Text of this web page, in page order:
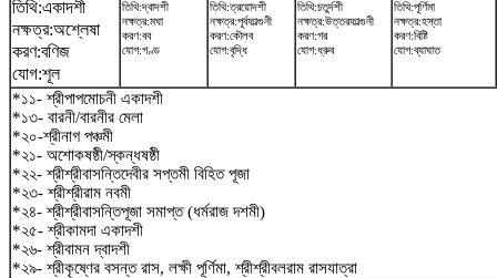
তিথি:একাদশী
নক্ষত্র:অশ্লেষা
করণ:বণিজ
যোগ:শূল
তিথি:দ্বাদশী
নক্ষত্র:মঘা
করণ:বব
যোগ:গণ্ড
তিথি:ত্রয়োদশী
নক্ষত্র:পূর্বফাল্গুনী
করণ:কৌলব
যোগ:বৃদ্ধি
তিথি:চতুর্দশী
নক্ষত্র:উত্তরফাল্গুনী
করণ:গর
যোগ:ধ্রুব
তিথি:পূর্ণিমা
নক্ষত্র:হস্তা
করণ:বিষ্টি
যোগ:ব্যাঘাত
*১১- শ্রীপাপমোচনী একাদশী
*১৩- বারনী/বারনীর মেলা
*২০-শ্রীনাগ পঞ্চমী
*২১- অশোকষষ্ঠী/স্কন্ধষষ্ঠী
*২২- শ্রীশ্রীবাসন্তিদেবীর সপ্তমী বিহিত পূজা
*২৩- শ্রীশ্রীরাম নবমী
*২৪- শ্রীশ্রীবাসন্তিপূজা সমাপ্ত (ধর্মরাজ দশমী)
*২৫- শ্রীকামদা একাদশী
*২৬- শ্রীবামন দ্বাদশী
*২৯- শ্রীকৃষ্ণের বসন্ত রাস, লক্ষী পূর্ণিমা, শ্রীশ্রীবলরাম রাসযাত্রা